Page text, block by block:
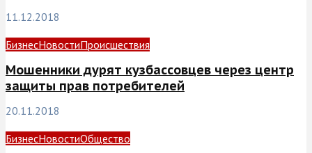
11.12.2018
БизнесНовостиПроисшествия
Мошенники дурят кузбассовцев через центр
защиты прав потребителей
20.11.2018
БизнесНовостиОбщество